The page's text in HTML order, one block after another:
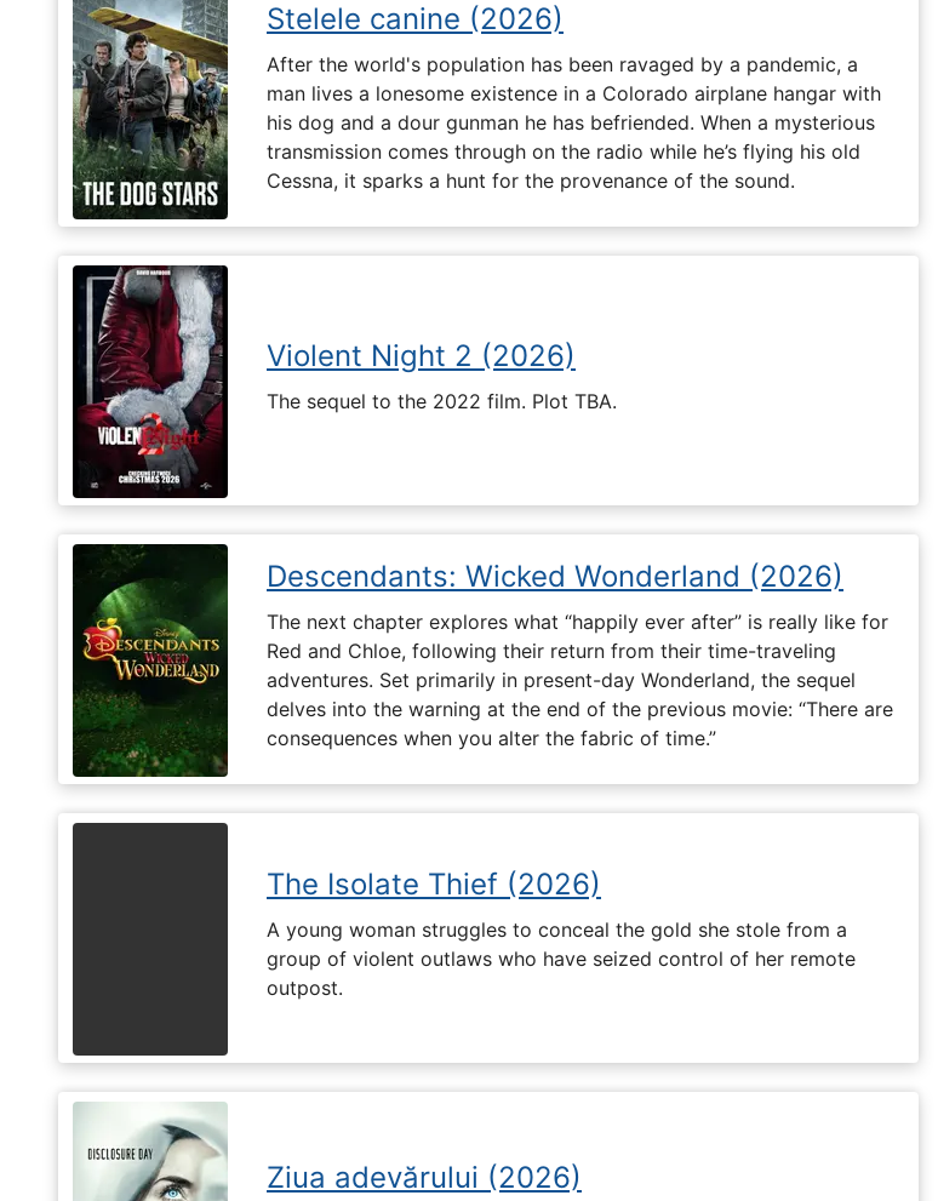
Stelele canine (2026)
After the world's population has been ravaged by a pandemic, a
man lives a lonesome existence in a Colorado airplane hangar with
his dog and a dour gunman he has befriended. When a mysterious
transmission comes through on the radio while he’s flying his old
Cessna, it sparks a hunt for the provenance of the sound.
Violent Night 2 (2026)
The sequel to the 2022 film. Plot TBA.
Descendants: Wicked Wonderland (2026)
The next chapter explores what “happily ever after” is really like for
Red and Chloe, following their return from their time-traveling
adventures. Set primarily in present-day Wonderland, the sequel
delves into the warning at the end of the previous movie: “There are
consequences when you alter the fabric of time.”
The Isolate Thief (2026)
A young woman struggles to conceal the gold she stole from a
group of violent outlaws who have seized control of her remote
outpost.
Ziua adevărului (2026)